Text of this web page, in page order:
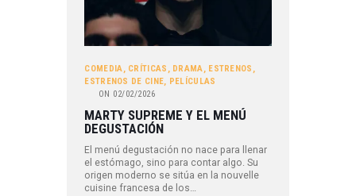
COMEDIA, CRÍTICAS , DRAMA, ESTRENOS ,
ESTRENOS DE CINE, PELÍCULAS
ON 02/02/2026
MARTY SUPREME Y EL MENÚ
DEGUSTACIÓN
El menú degustación no nace para llenar
el estómago, sino para contar algo. Su
origen moderno se sitúa en la nouvelle
cuisine francesa de los…